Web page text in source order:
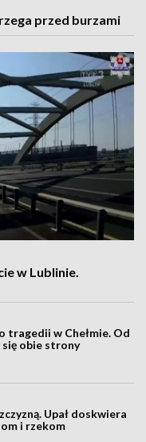
przed burzami
w Lublinie.
tragedii w Chełmie. Od
się obie strony
Upał doskwiera
i rzekom